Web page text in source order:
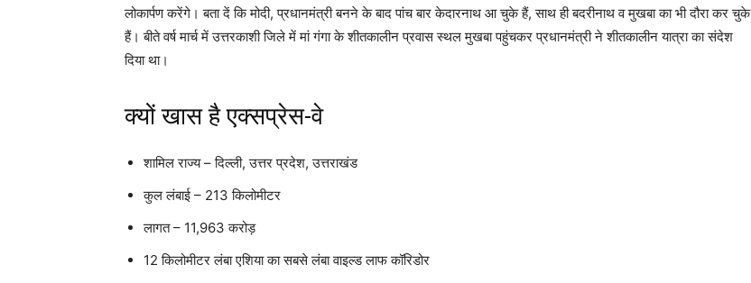
लोकार्पण करेंगे। बता दें कि मोदी, प्रधानमंत्री बनने के बाद पांच बार केदारनाथ आ चुके हैं, साथ ही बदरीनाथ व मुखबा का भी दौरा कर चुके
हैं। बीते वर्ष मार्च में उत्तरकाशी जिले में मां गंगा के शीतकालीन प्रवास स्थल मुखबा पहुंचकर प्रधानमंत्री ने शीतकालीन यात्रा का संदेश
दिया था।
क्यों खास है एक्सप्रेस-वे
शामिल राज्य – दिल्ली, उत्तर प्रदेश, उत्तराखंड
कुल लंबाई – 213 किलोमीटर
लागत – 11,963 करोड़
12 किलोमीटर लंबा एशिया का सबसे लंबा वाइल्ड लाफ कॉरिडोर